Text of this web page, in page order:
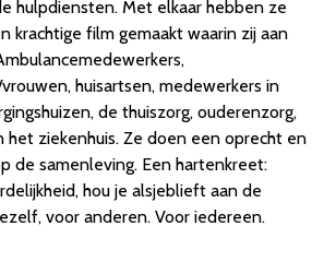
hulpdiensten. Met elkaar hebben ze
krachtige film gemaakt waarin zij aan
huisartsen, medewerkers in
de thuiszorg, ouderenzorg,
het ziekenhuis. Ze doen een oprecht en
de samenleving. Een hartenkreet:
hou je alsjeblieft aan de
voor anderen. Voor iedereen.